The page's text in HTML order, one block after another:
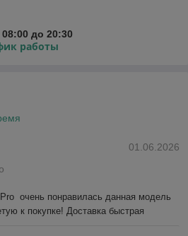
до 20:30
работы
01.06.2026
очень понравилась данная модель
к покупке! Доставка быстрая